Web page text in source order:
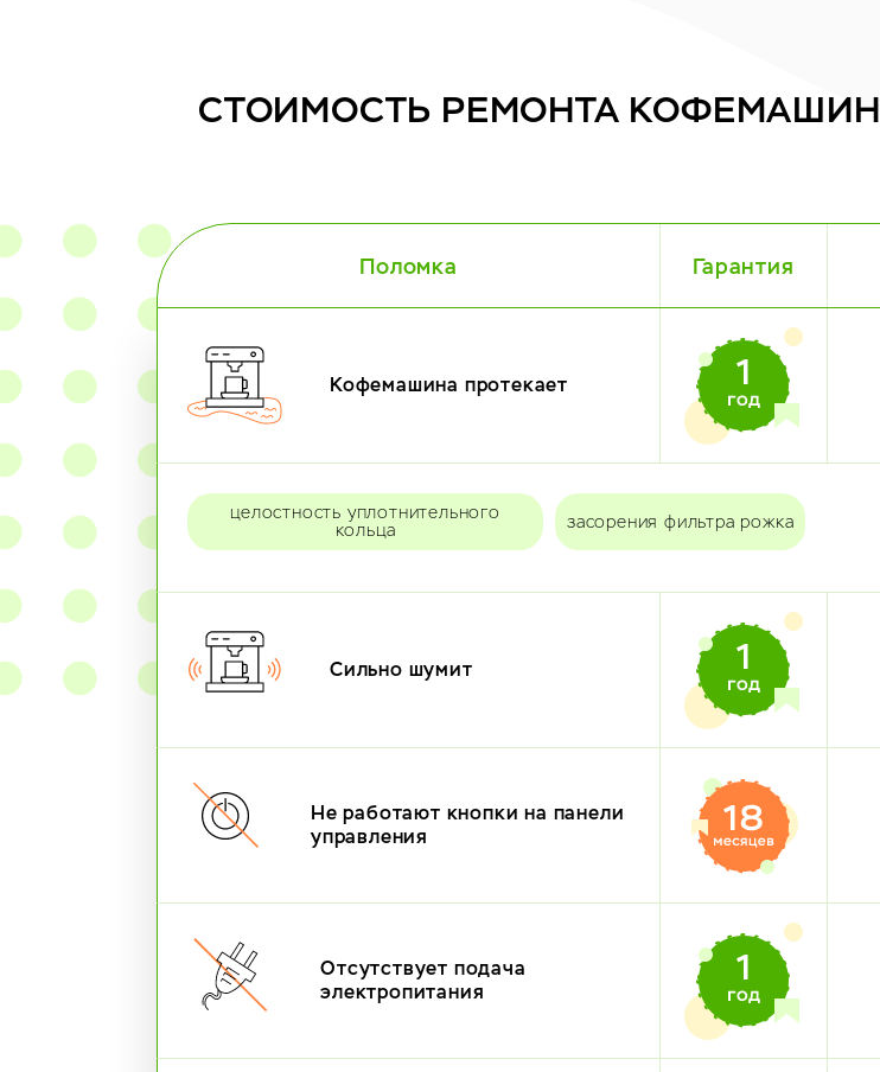
СТОИМОСТЬ РЕМОНТА КОФЕМАШИН
Поломка Гарантия
Кофемашина протекает
целостность уплотнительного
кольца
засорения фильтра рожка
Сильно шумит
Не работают кнопки на панели
управления
Отсутствует подача
электропитания